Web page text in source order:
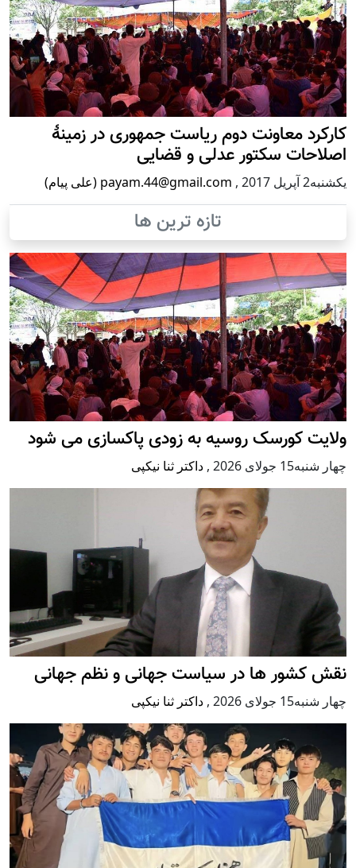
کارکرد معاونت دوم ریاست جمهوری در زمینۀ
اصلاحات سکتور عدلی و قضایی
يكشنبه2 آپریل 2017 , payam.44@gmail.com (علی پیام)
تازه ترین ها
ولایت کورسک روسیه به زودی پاکسازی می شود
چهار شنبه15 جولای 2026 , داکتر ثنا نیکپی
نقش کشور ها در سیاست جهانی و نظم جهانی
چهار شنبه15 جولای 2026 , داکتر ثنا نیکپی